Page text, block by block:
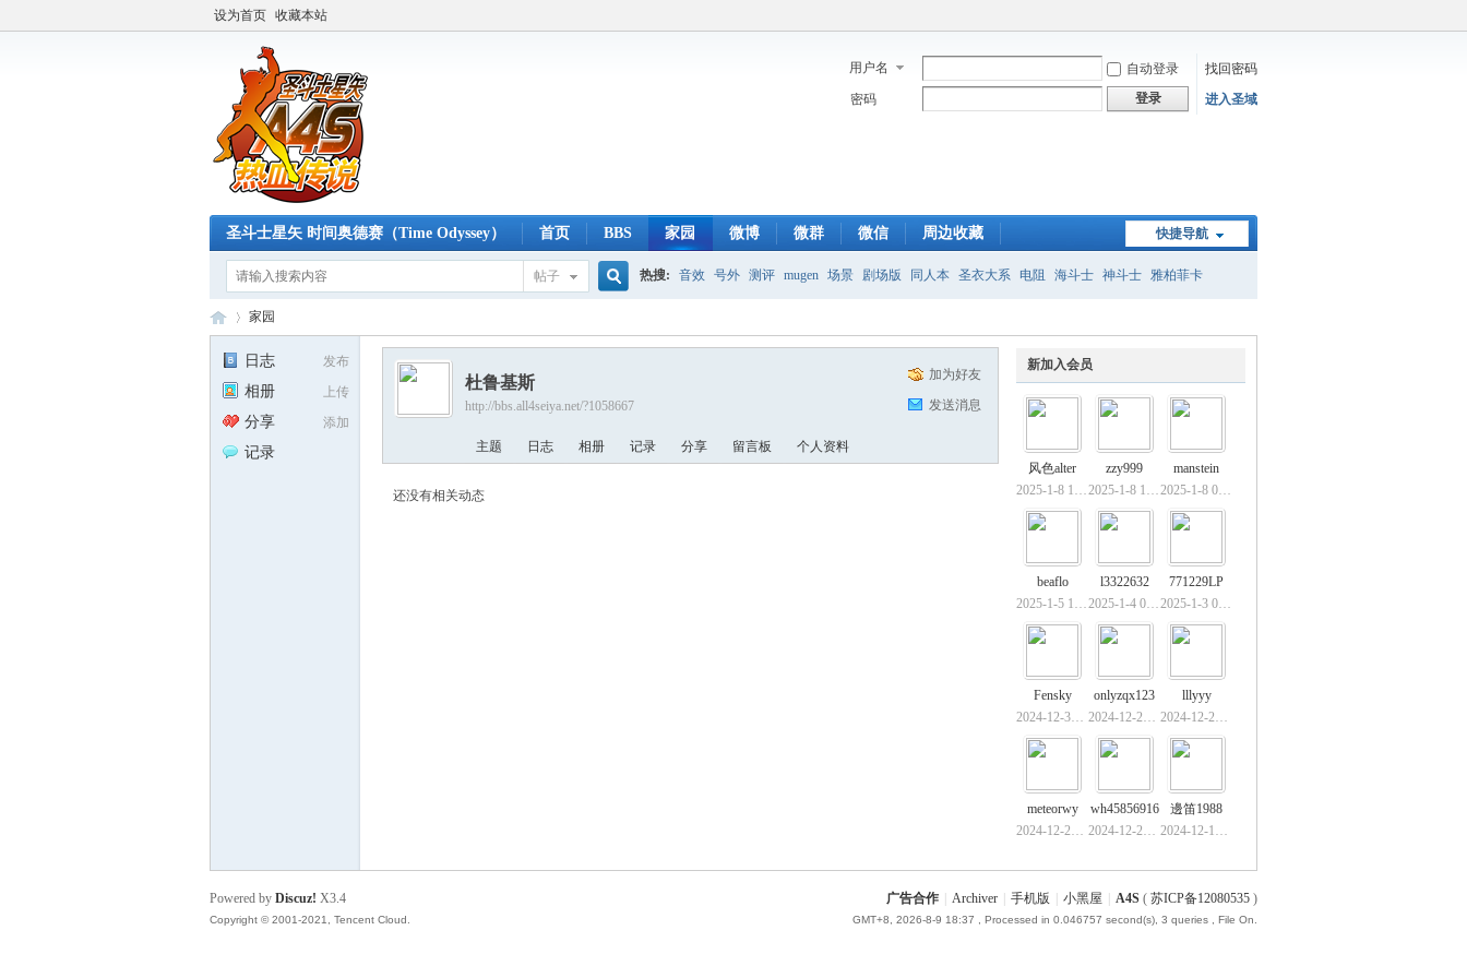
设为首页 收藏本站
用户名 自动登录
找回密码
密码
登录 进入圣域
快捷导航
圣斗士星矢 时间奥德赛（Time Odyssey） 首页 BBS 家园 微博 微群 微信 周边收藏
帖子
索
热搜: 音效 号外 测评 mugen 场景 剧场版 同人本 圣衣大系 电阻 海斗士 神斗士 雅柏菲卡
家园
发布
日志
上传
相册
添加
分享
记录
新加入会员
风色alter
2025-1-8 17:47
zzy999
2025-1-8 13:21
manstein
2025-1-8 09:03
beaflo
2025-1-5 16:50
l3322632
2025-1-4 02:08
771229LP
2025-1-3 09:20
Fensky
2024-12-31 16:59
onlyzqx123
2024-12-28 23:41
lllyyy
2024-12-22 19:15
meteorwy
2024-12-22 11:54
wh45856916
2024-12-22 10:22
邊笛1988
2024-12-19 22:19
加为好友
发送消息
杜鲁基斯
http://bbs.all4seiya.net/?1058667
主题 日志 相册 记录 分享 留言板 个人资料
还没有相关动态
广告合作 Archiver 手机版 小黑屋 A4S ( 苏ICP备12080535 )
GMT+8, 2026-8-9 18:37 , Processed in 0.046757 second(s), 3 queries , File On.
Powered by Discuz! X3.4
Copyright © 2001-2021, Tencent Cloud.